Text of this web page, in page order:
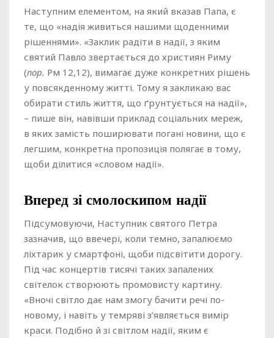
Наступним елементом, на який вказав Папа, є
те, що «надія живиться нашими щоденними
рішеннями». «Заклик радіти в надії, з яким
святий Павло звертається до християн Риму
(пор. Рм 12,12), вимагає дуже конкретних рішень
у повсякденному житті. Тому я закликаю вас
обирати стиль життя, що ґрунтується на надії»,
– пише він, навівши приклад соціальних мереж,
в яких замість поширювати погані новини, що є
легшим, конкретна пропозиція полягає в тому,
щоби ділитися «словом надії».
Вперед зі смолоскипом надії
Підсумовуючи, Наступник святого Петра
зазначив, що ввечері, коли темно, запалюємо
ліхтарик у смартфоні, щоби підсвітити дорогу.
Під час концертів тисячі таких запалених
світелок створюють промовисту картину.
«Вночі світло дає нам змогу бачити речі по-
новому, і навіть у темряві з’являється вимір
краси. Подібно й зі світлом надії, яким є